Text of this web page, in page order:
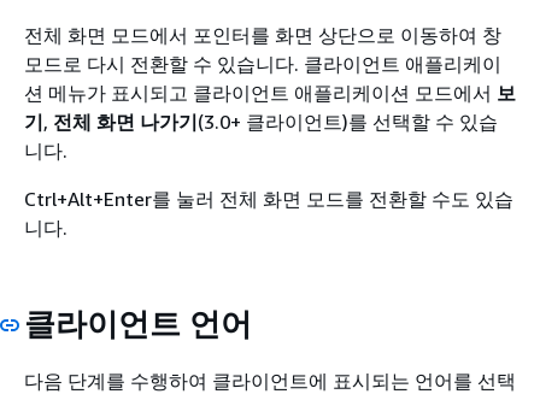
전체 화면 모드에서 포인터를 화면 상단으로 이동하여 창
모드로 다시 전환할 수 있습니다. 클라이언트 애플리케이
션 메뉴가 표시되고 클라이언트 애플리케이션 모드에서 보
기, 전체 화면 나가기(3.0+ 클라이언트)를 선택할 수 있습
니다.
Ctrl+Alt+Enter를 눌러 전체 화면 모드를 전환할 수도 있습
니다.
클라이언트 언어
다음 단계를 수행하여 클라이언트에 표시되는 언어를 선택